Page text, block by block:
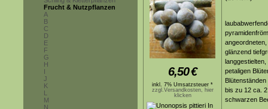
Frucht & Nutzpflanzen
A
B
C
D
E
F
G
H
I
J
K
L
M
N
6,50€
inkl. 7% Umsatzsteuer *
zzgl.Versandkosten, hier
klicken
glänzend
petaligen
bis zu 12 ca.
schwarzen